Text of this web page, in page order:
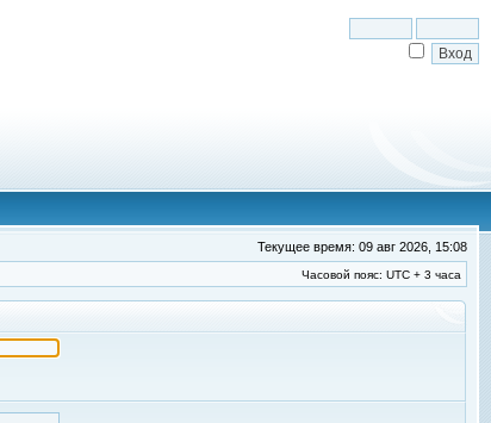
Текущее время: 09 авг 2026, 15:08
Часовой пояс: UTC + 3 часа